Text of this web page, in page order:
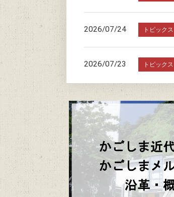
2026/07/24 トピックス
2026/07/23 トピックス
2026/07/20 トピックス
2026/07/19 トピックス
2026/06/20 トピックス